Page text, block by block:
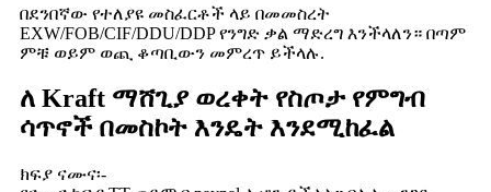
በደንበኛው የተለያዩ መስፈርቶች ላይ በመመስረት
EXW/FOB/CIF/DDU/DDP የንግድ ቃል ማድረግ እንችላለን። በጣም
ምቹ ወይም ወጪ ቆጣቢውን መምረጥ ይችላሉ.
ለ Kraft ማሸጊያ ወረቀት የስጦታ የምግብ
ሳጥኖች በመስኮት እንዴት እንደሚከፈል
ክፍያ ናሙና፡-